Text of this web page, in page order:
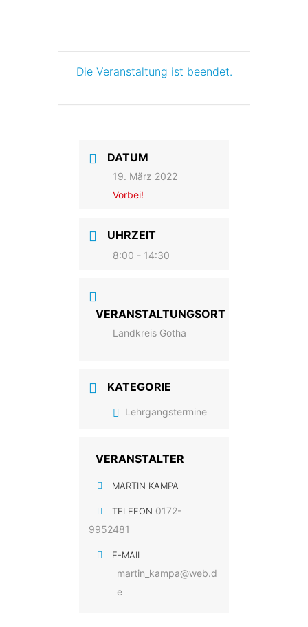
Die Veranstaltung ist beendet.
DATUM
19. März 2022
Vorbei!
UHRZEIT
8:00 - 14:30
VERANSTALTUNGSORT
Landkreis Gotha
KATEGORIE
Lehrgangstermine
VERANSTALTER
MARTIN KAMPA
TELEFON 0172-
9952481
E-MAIL
martin_kampa@web.d
e